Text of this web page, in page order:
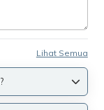
Lihat Semua